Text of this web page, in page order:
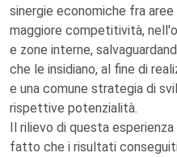
sinergie economiche fra
maggiore competitività,
e zone interne,
che le insidiano, al fine di
e una comune strategia di
rispettive potenzialità.
Il rilievo di questa
fatto che i risultati